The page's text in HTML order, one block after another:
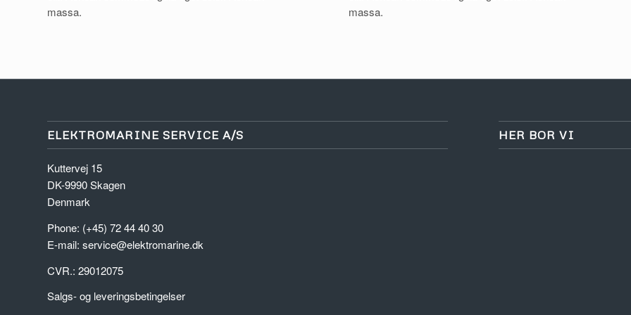
massa.
massa.
ELEKTROMARINE SERVICE A/S
Kuttervej 15
DK-9990 Skagen
Denmark
Phone: (+45) 72 44 40 30
E-mail: service@elektromarine.dk
CVR.: 29012075
Salgs- og leveringsbetingelser
HER BOR VI